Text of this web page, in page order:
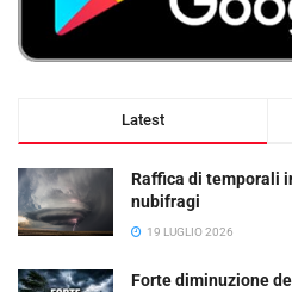
Latest
Raffica di temporali
nubifragi
19 LUGLIO 2026
Forte diminuzione